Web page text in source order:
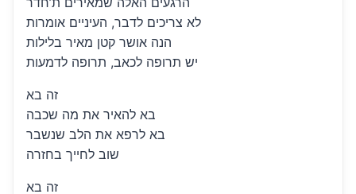
לא צריכים לדבר, העיניים אומרות
הנה אושר קטן מאיר בלילות
יש תרופה לכאב, תרופה לדמעות
זה בא
בא להאיר את מה שכבה
בא לרפא את הלב שנשבר
שוב לחייך בחזרה
זה בא